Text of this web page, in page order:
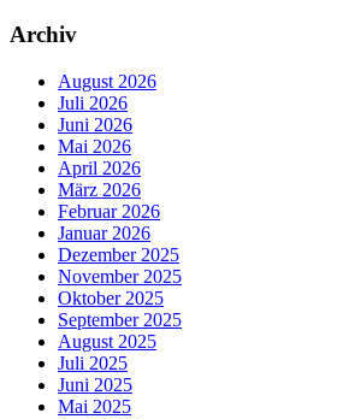
Archiv
August 2026
Juli 2026
Juni 2026
Mai 2026
April 2026
März 2026
Februar 2026
Januar 2026
Dezember 2025
November 2025
Oktober 2025
September 2025
August 2025
Juli 2025
Juni 2025
Mai 2025